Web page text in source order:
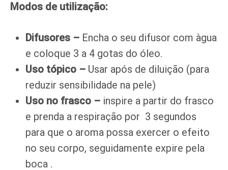
Modos de utilização:
Difusores – Encha o seu difusor com àgua
e coloque 3 a 4 gotas do óleo.
Uso tópico – Usar após de diluição (para
reduzir sensibilidade na pele)
Uso no frasco – inspire a partir do frasco
e prenda a respiração por 3 segundos
para que o aroma possa exercer o efeito
no seu corpo, seguidamente expire pela
boca .